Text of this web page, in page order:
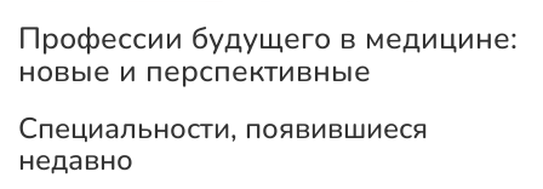
Профессии будущего в медицине:
новые и перспективные
Специальности, появившиеся
недавно